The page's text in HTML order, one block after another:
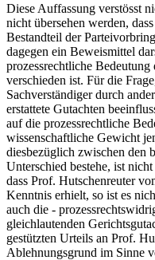
Diese Auffassung verstösst
nicht übersehen werden,
Bestandteil der
dagegen ein Beweismittel
prozessrechtliche
verschieden ist. Für die
Sachverständiger durch
erstattete Gutachten
auf die prozessrechtliche
wissenschaftliche Gewicht
diesbezüglich zwischen den
Unterschied bestehe, ist
dass Prof. Hutschenreuter
Kenntnis erhielt, so ist es
auch die -
gleichlautenden
gestützten Urteils an Prof.
Ablehnungsgrund im Sinne